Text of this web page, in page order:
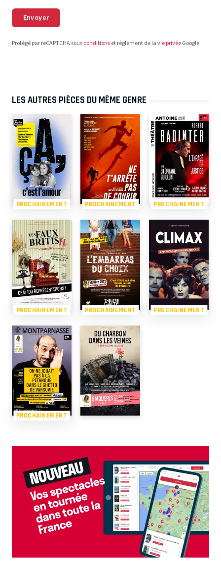
Envoyer
Protégé par reCAPTCHA sousconditionset règlement de lavie privéeGoogle.
LES AUTRES PIÈCES DU MÊME GENRE
PROCHAINEMENT PROCHAINEMENT PROCHAINEMENT
PROCHAINEMENT PROCHAINEMENT PROCHAINEMENT
PROCHAINEMENT